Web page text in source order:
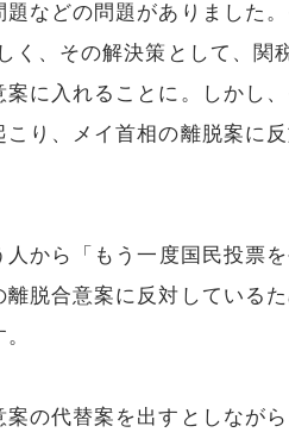
などの問題がありました
く、その解決策として、関
に入れることに。しかし
り、メイ首相の離脱案に
人から「もう一度国民投票
脱合意案に反対している
の代替案を出すとしなが